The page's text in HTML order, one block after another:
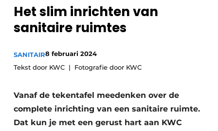
Podcasts
Privacy / Cookie statement
Vacature aanmelden
Vacatures
Solar
HVAC
Binnenklimaat
Brandbeveiliging
Het slim inrichten van
sanitaire ruimtes
SANITAIR8 februari 2024
Tekst door KWC
Fotografie door KWC
Vanaf de tekentafel meedenken over de
complete inrichting van een sanitaire ruimte.
Dat kun je met een gerust hart aan KWC